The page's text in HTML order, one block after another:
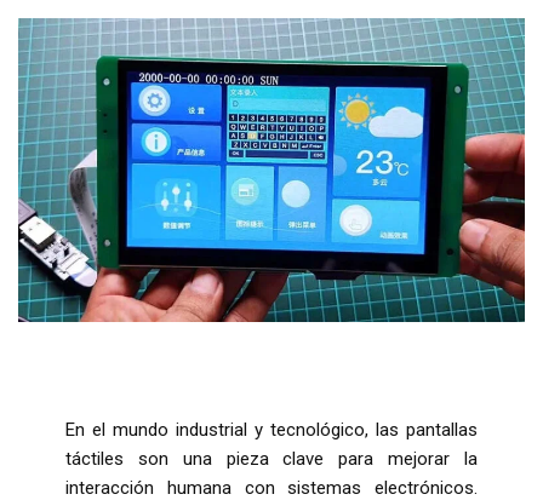
En el mundo industrial y tecnológico, las pantallas
táctiles son una pieza clave para mejorar la
interacción humana con sistemas electrónicos.